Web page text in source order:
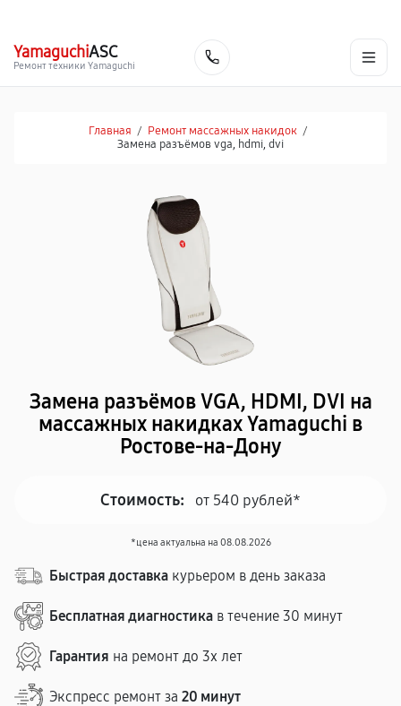
YamaguchiASC
Ремонт техники Yamaguchi
Главная / Ремонт массажных накидок /
Замена разъёмов vga, hdmi, dvi
Замена разъёмов VGA, HDMI, DVI на
массажных накидках Yamaguchi в
Ростове-на-Дону
Стоимость: от 540 рублей*
*цена актуальна на 08.08.2026
Быстрая доставка курьером в день заказа
Бесплатная диагностика в течение 30 минут
Гарантия на ремонт до 3х лет
Экспресс ремонт за 20 минут